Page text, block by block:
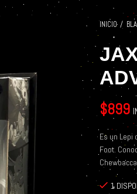
INICIO
$899
Es un Lepi
Foot.
1